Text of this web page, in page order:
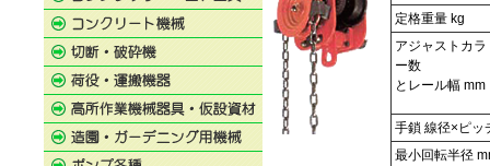
定格重量 kg
アジャストカラ
ー数
とレール幅 mm
手鎖 線径×ピッ
最小回転半径